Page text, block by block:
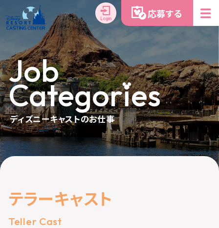
Login 応募する
Job
Categories
ディズニーキャストのお仕事
テラーキャスト
Teller Cast